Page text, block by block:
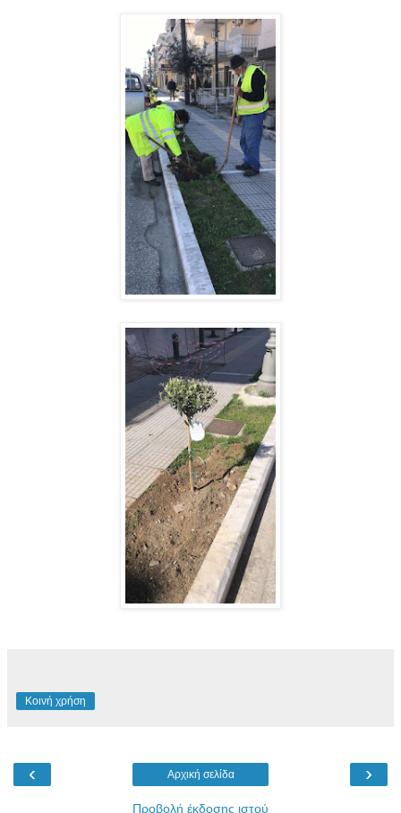
Κοινή χρήση
‹ ›
Αρχική σελίδα
Προβολή έκδοσης ιστού